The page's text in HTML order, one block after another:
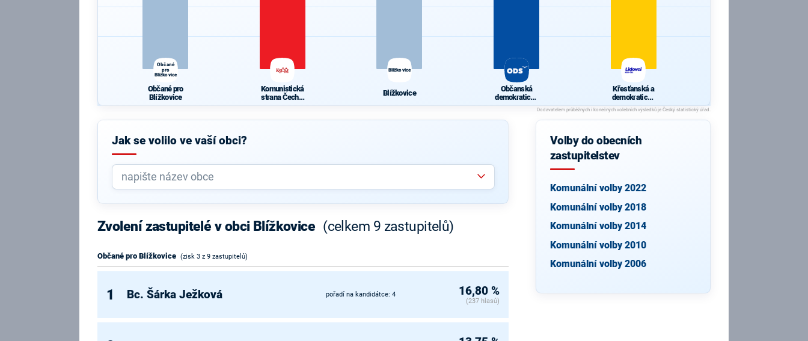
Občané
pro
Blížkovice
Občané pro
Blížkovice
Komunistická
strana Čech a
Blížkovice
Blížkovice
Občanská
demokratická
strana
Křesťanská a
demokratická
unie -
Českoslovens
ká strana
Jak se volilo ve vaší obci?
Zvolení zastupitelé v obci Blížkovice (celkem 9 zastupitelů)
Občané pro Blížkovice (zisk 3 z 9 zastupitelů)
1 Bc. Šárka Ježková pořadí na kandidátce: 4 16,80 %
(237 hlasů)
Volby do obecních
zastupitelstev
Komunální volby 2022
Komunální volby 2018
Komunální volby 2014
Komunální volby 2010
Komunální volby 2006